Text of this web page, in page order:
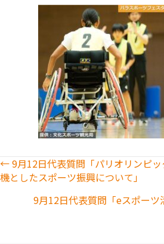
Posts
navigation
← 9月12日代表質問「パリオリンピ
機としたスポーツ振興について」
9月12日代表質問「eスポー